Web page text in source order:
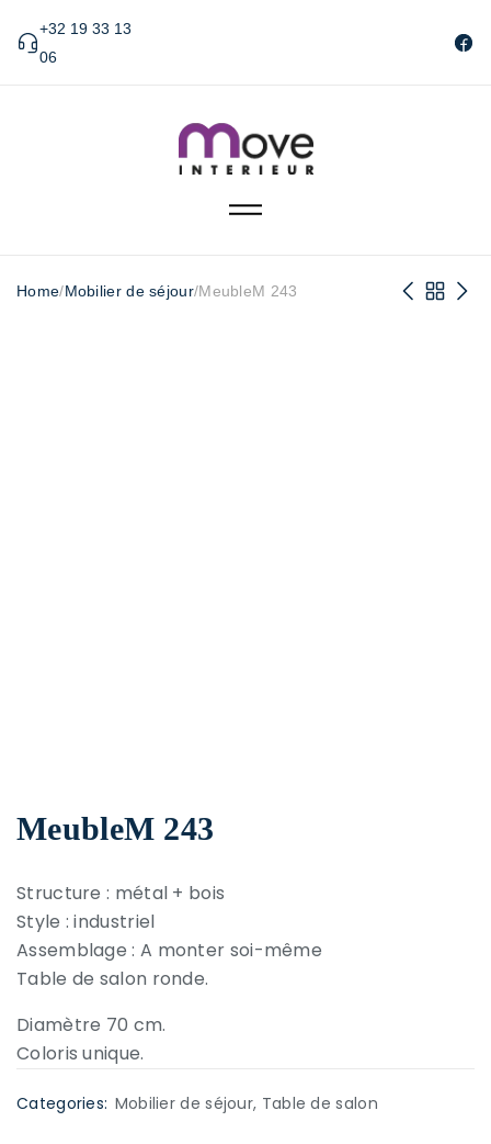
+32 19 33 13
06
Home/Mobilier de séjour/MeubleM 243
MeubleM 243
Structure : métal + bois
Style : industriel
Assemblage : A monter soi-même
Table de salon ronde.
Diamètre 70 cm.
Coloris unique.
Categories: Mobilier de séjour, Table de salon